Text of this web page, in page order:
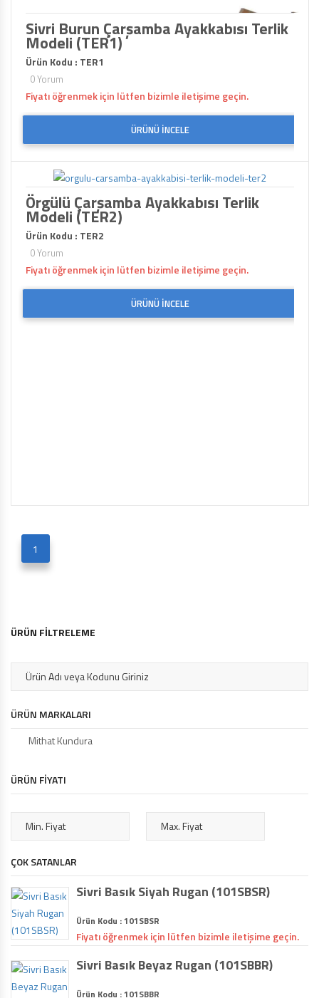
Sivri Burun Çarşamba Ayakkabısı Terlik
Modeli (TER1)
Ürün Kodu : TER1
0 Yorum
Fiyatı öğrenmek için lütfen bizimle iletişime geçin.
ÜRÜNÜ İNCELE
Örgülü Çarşamba Ayakkabısı Terlik
Modeli (TER2)
Ürün Kodu : TER2
0 Yorum
Fiyatı öğrenmek için lütfen bizimle iletişime geçin.
ÜRÜNÜ İNCELE
1
ÜRÜN FİLTRELEME
ÜRÜN MARKALARI
Mithat Kundura
ÜRÜN FİYATI
ÇOK SATANLAR
Sivri Basık Siyah Rugan (101SBSR)
Ürün Kodu : 101SBSR
Fiyatı öğrenmek için lütfen bizimle iletişime geçin.
Sivri Basık Beyaz Rugan (101SBBR)
Ürün Kodu : 101SBBR